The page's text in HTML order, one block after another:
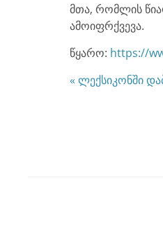
მთა, რომლის
ამოიფრქვევა.
წყარო: https://
« ლექსიკონში